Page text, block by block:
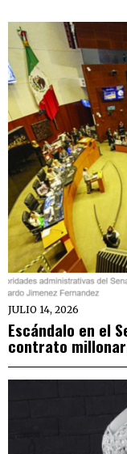
JULIO 14, 2026
Escándalo en el
contrato